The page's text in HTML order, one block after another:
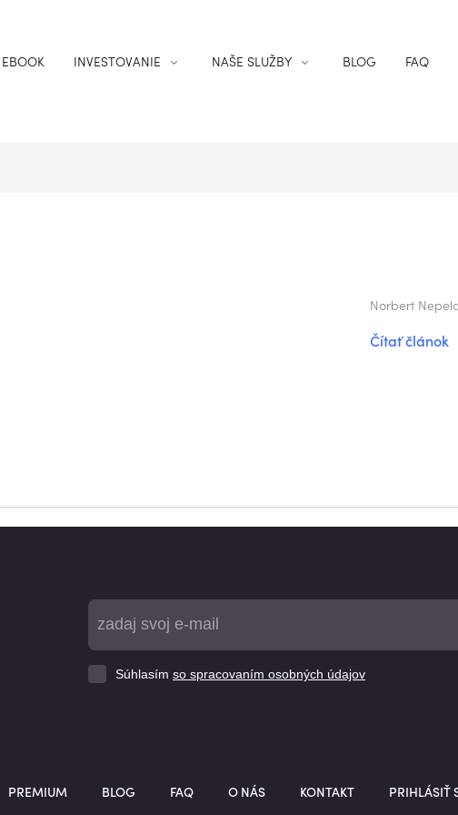
EBOOK INVESTOVANIE NAŠE SLUŽBY BLOG FAQ
Norbert
Čítať článok
Súhlasím so spracovaním osobných údajov
PREMIUM BLOG FAQ O NÁS KONTAKT PRIHLÁSIŤ